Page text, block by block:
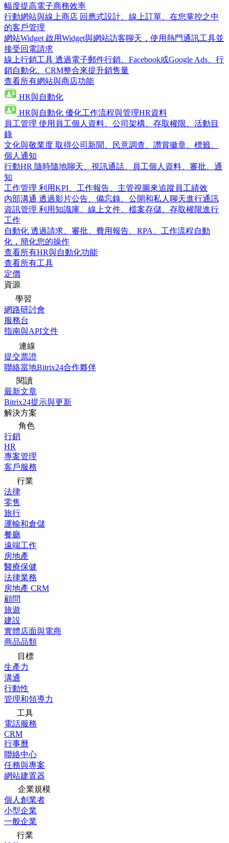
幅度提高電子商務效率
行動網站與線上商店 回應式設計、線上訂單、在您掌控之中
的客戶管理
網站Widget 啟用Widget與網站訪客聊天，使用熱門通訊工具並
接受回電請求
線上行銷工具 透過電子郵件行銷、Facebook或Google Ads、行
銷自動化、CRM整合來提升銷售量
查看所有網站與商店功能
HR與自動化
HR與自動化 優化工作流程與管理HR資料
員工管理 使用員工個人資料、公司架構、存取權限、活動目
錄
文化與敬業度 取得公司新聞、民意調查、讚賞徽章、標籤、
個人通知
行動HR 隨時隨地聊天、視訊通話、員工個人資料、審批、通
知
工作管理 利用KPI、工作報告、主管視圖來追蹤員工績效
內部溝通 透過影片公告、備忘錄、公開和私人聊天進行通訊
資訊管理 利用知識庫、線上文件、檔案存儲、存取權限進行
工作
自動化 透過請求、審批、費用報告、RPA、工作流程自動
化，簡化您的操作
查看所有HR與自動化功能
查看所有工具
定價
資源
學習
網路研討會
服務台
指南與API文件
連線
提交票證
聯絡當地Bitrix24合作夥伴
閱讀
最新文章
Bitrix24提示與更新
解決方案
角色
行銷
HR
專案管理
客戶服務
行業
法律
零售
旅行
運輸和倉儲
餐廳
遠端工作
房地產
醫療保健
法律業務
房地產 CRM
顧問
旅遊
建設
實體店面與電商
商品品類
目標
生產力
溝通
行動性
管理和領導力
工具
電話服務
CRM
行事曆
聯絡中心
任務與專案
網站建置器
企業規模
個人創業者
小型企業
一般企業
行業